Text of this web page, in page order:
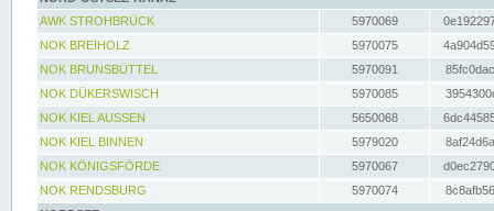
AWK STROHBRÜCK
5970069
NOK BREIHOLZ
5970075
NOK BRUNSBÜTTEL
5970091
NOK DÜKERSWISCH
5970085
NOK KIEL AUSSEN
5650068
NOK KIEL BINNEN
5979020
NOK KÖNIGSFÖRDE
5970067
NOK RENDSBURG
5970074